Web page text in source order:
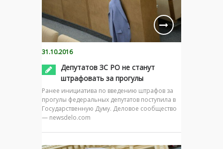
31.10.2016
Депутатов ЗС РО не станут
штрафовать за прогулы
Ранее инициатива по введению штрафов за
прогулы федеральных депутатов поступила в
Государственную Думу. Деловое сообщество
— newsdelo.com